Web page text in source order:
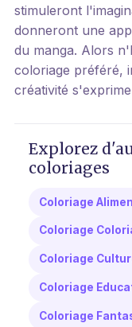
stimuleront
donneront une
du manga. Alors
coloriage préféré,
créativité
Explorez
coloriages
Coloriage
Coloriage
Coloriage
Coloriage
Coloriage